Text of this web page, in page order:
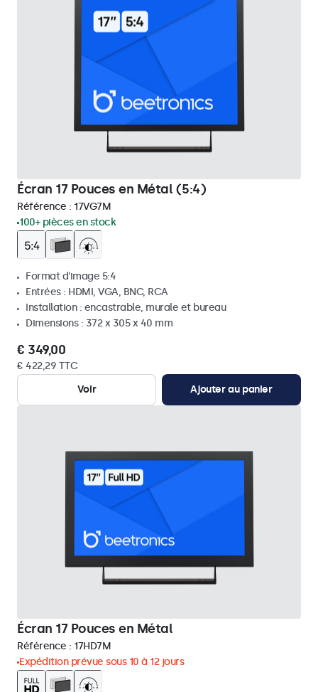
Écran 17 Pouces en Métal (5:4)
Référence : 17VG7M
100+ pièces en stock
Format d'image 5:4
Entrées : HDMI, VGA, BNC, RCA
Installation : encastrable, murale et bureau
Dimensions : 372 x 305 x 40 mm
€ 349,00
€ 422,29 TTC
Voir
Ajouter au panier
Écran 17 Pouces en Métal
Référence : 17HD7M
Expédition prévue sous 10 à 12 jours